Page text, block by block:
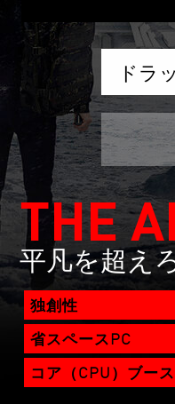
ドラ
THE
平凡を超え
独創性
省スペースPC
コア（CPU）ブー